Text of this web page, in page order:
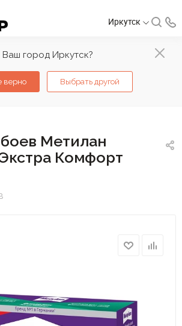
Ваш город Иркутск?
верно Выбрать другой
Иркутск
Метилан
Комфорт